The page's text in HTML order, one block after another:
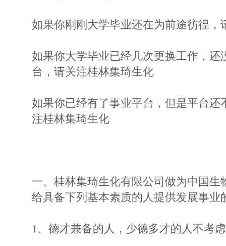
如果你刚刚大学毕业还在为前途彷徨，
如果你大学毕业已经几次更换工作，还
台，请关注桂林集琦生化
如果你已经有了事业平台，但是平台还
注桂林集琦生化
一、桂林集琦生化有限公司做为中国
给具备下列基本素质的人提供发展事业
1、德才兼备的人，少德多才的人不考虑